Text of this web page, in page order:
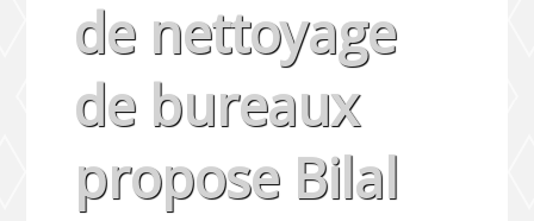
de nettoyage
de bureaux
propose Bilal